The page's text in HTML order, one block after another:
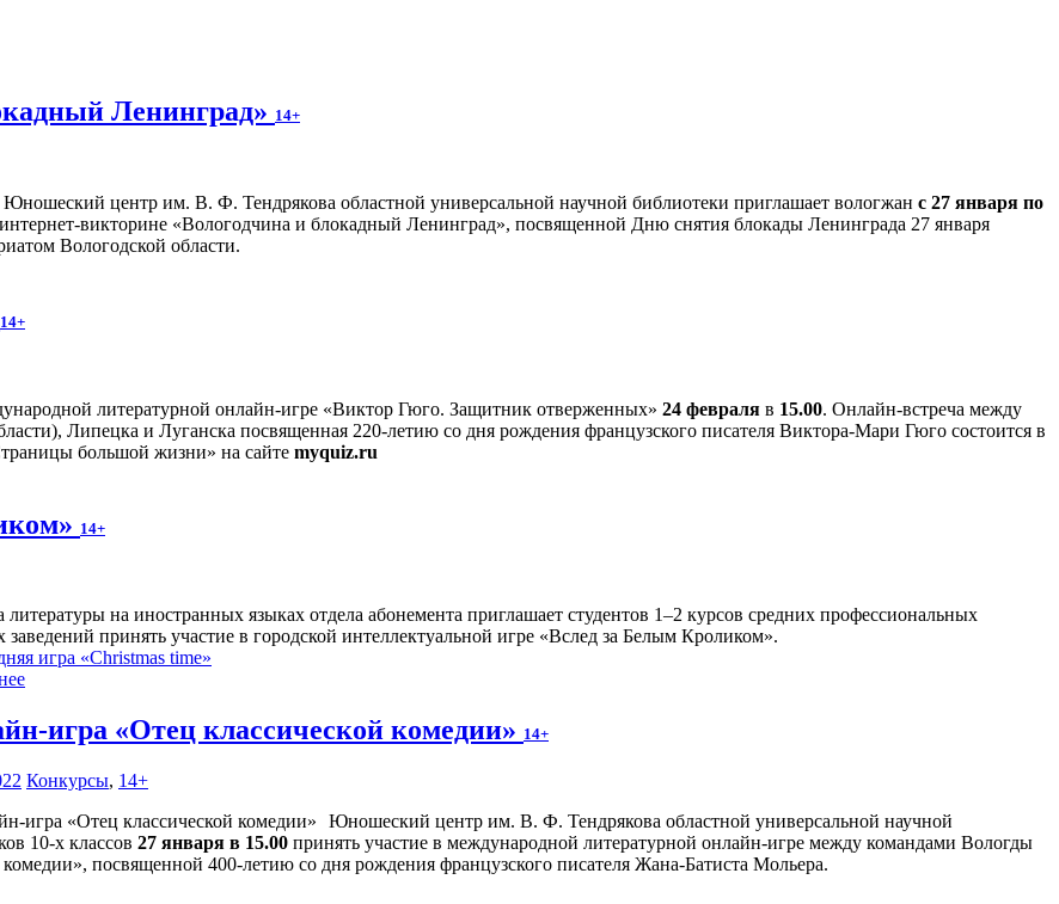
Ленинград» 14+
Юношеский центр им. В. Ф. Тендрякова областной универсальной научной библиотеки приглашает вологжан с 27 января по
викторине «Вологодчина и блокадный Ленинград», посвященной Дню снятия блокады Ленинграда 27 января
Вологодской области.
14+
литературной онлайн-игре «Виктор Гюго. Защитник отверженных» 24 февраля в 15.00. Онлайн-встреча между
Липецка и Луганска посвященная 220-летию со дня рождения французского писателя Виктора-Мари Гюго состоится в
большой жизни» на сайте myquiz.ru
14+
литературы на иностранных языках отдела абонемента приглашает студентов 1–2 курсов средних профессиональных
заведений принять участие в городской интеллектуальной игре «Вслед за Белым Кроликом».
игра «Christmas time»
игра «Отец классической комедии» 14+
Конкурсы, 14+
Юношеский центр им. В. Ф. Тендрякова областной универсальной научной
10-х классов 27 января в 15.00 принять участие в международной литературной онлайн-игре между командами Вологды
посвященной 400-летию со дня рождения французского писателя Жана-Батиста Мольера.